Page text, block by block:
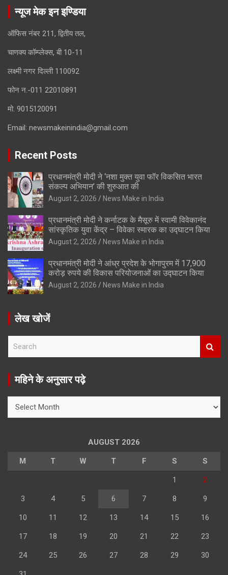
न्यूज मेक इन इण्डिया
ऑफिस नंबर 211, द्वितीय तल,
चाणक्य कॉम्प्लेक्स, बी 10-11
लक्ष्मी नगर दिल्ली 110092
फोन न.-011 22010891
मो. 9015120091
Email: newsmakeinindia@gmail.com
Recent Posts
प्रधानमंत्री मोदी ने ‘नशा मुक्त युवा फॉर विकसित भारत
संकल्प अभियान’ की शुरुआत की
August 2, 2026 News Make in India
प्रधानमंत्री मोदी ने कर्नाटक के मैसूरु में स्वामी विवेकानंद
सांस्कृतिक युवा केंद्र – विवेका स्मारक का उद्घाटन किया
August 2, 2026 News Make in India
प्रधानमंत्री मोदी ने आंध्र प्रदेश के भोगापुरम में 17,900
करोड़ रुपये की विकास परियोजनाओं का उद्घाटन किया
August 2, 2026 News Make in India
लेख खोजें
r
महिने के अनुसार पढ़े
AUGUST 2026
M T W T F S S
1 2
3 4 5 6 7 8 9
10 11 12 13 14 15 16
17 18 19 20 21 22 23
24 25 26 27 28 29 30